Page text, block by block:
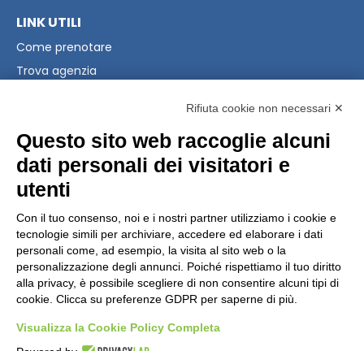
LINK UTILI
Come prenotare
Trova agenzia
PRIVACY & LEGAL
Privacy Policy
Modifica preferenze Cookie
CONTATTI
Scrivici
+39 02 39864867
Rifiuta cookie non necessari ✕
Questo sito web raccoglie alcuni
dati personali dei visitatori e
utenti
Con il tuo consenso, noi e i nostri partner utilizziamo i cookie e
tecnologie simili per archiviare, accedere ed elaborare i dati
personali come, ad esempio, la visita al sito web o la
personalizzazione degli annunci. Poiché rispettiamo il tuo diritto
alla privacy, è possibile scegliere di non consentire alcuni tipi di
cookie. Clicca su preferenze GDPR per saperne di più.
Visualizza la Cookie Policy Completa